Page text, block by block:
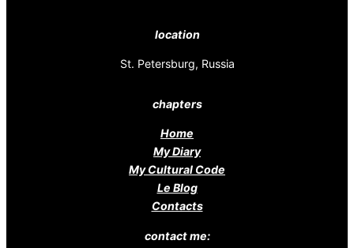
location
St. Petersburg, Russia
chapters
Home
My Diary
My Cultural Code
Le Blog
Contacts
contact me: